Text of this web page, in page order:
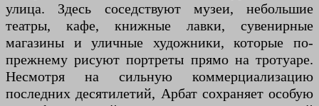
улица. Здесь соседствуют музеи, небольшие
театры, кафе, книжные лавки, сувенирные
магазины и уличные художники, которые по-
прежнему рисуют портреты прямо на тротуаре.
Несмотря на сильную коммерциализацию
последних десятилетий, Арбат сохраняет особую